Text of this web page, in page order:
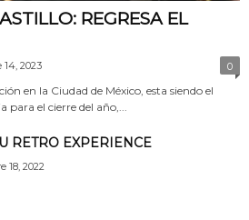
REGRESA EL
2023 0
en la Ciudad de México, esta siendo el
para el cierre del año,...
RETRO EXPERIENCE
18, 2022